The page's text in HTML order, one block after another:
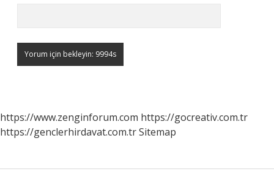
https://www.zenginforum.com https://gocreativ.com.tr
https://genclerhirdavat.com.trSitemap